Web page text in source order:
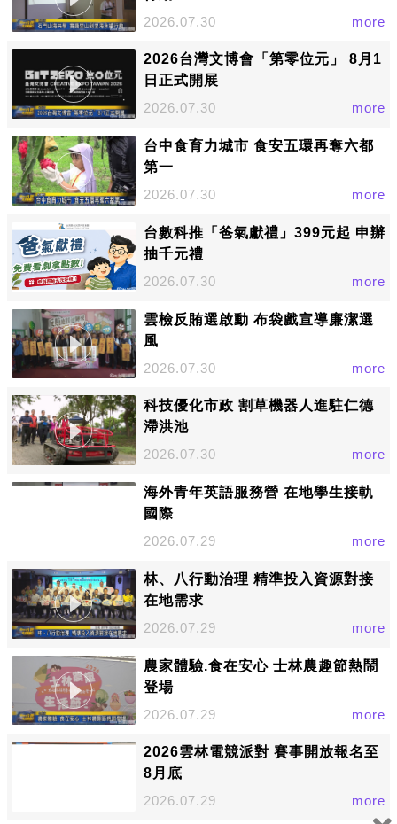
2026.07.30
more
2026台灣文博會「第零位元」 8月1
日正式開展
2026.07.30
more
台中食育力城市 食安五環再奪六都
第一
2026.07.30
more
台數科推「爸氣獻禮」399元起 申辦
抽千元禮
2026.07.30
more
雲檢反賄選啟動 布袋戲宣導廉潔選
風
2026.07.30
more
科技優化市政 割草機器人進駐仁德
滯洪池
2026.07.30
more
海外青年英語服務營 在地學生接軌
國際
2026.07.29
more
林、八行動治理 精準投入資源對接
在地需求
2026.07.29
more
農家體驗.食在安心 士林農趣節熱鬧
登場
2026.07.29
more
2026雲林電競派對 賽事開放報名至
8月底
2026.07.29
more